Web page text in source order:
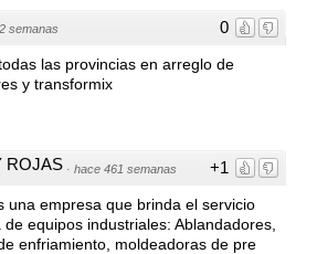
0
semanas
las provincias en arreglo de
y transformix
+1
ROJAS ·hace 461 semanas
una empresa que brinda el servicio
equipos industriales: Ablandadores,
enfriamiento, moldeadoras de pre